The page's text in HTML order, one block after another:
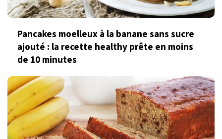
Pancakes moelleux à la banane sans sucre
ajouté : la recette healthy prête en moins
de 10 minutes